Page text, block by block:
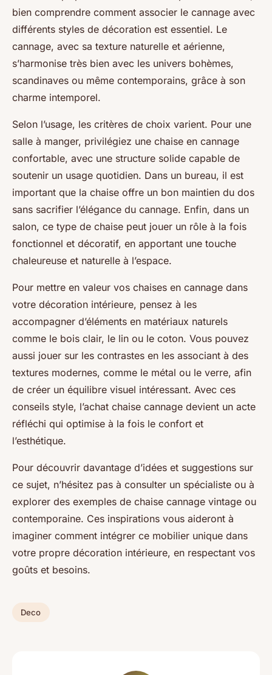
bien comprendre comment associer le cannage avec
différents styles de décoration est essentiel. Le
cannage, avec sa texture naturelle et aérienne,
s’harmonise très bien avec les univers bohèmes,
scandinaves ou même contemporains, grâce à son
charme intemporel.
Selon l’usage, les critères de choix varient. Pour une
salle à manger, privilégiez une chaise en cannage
confortable, avec une structure solide capable de
soutenir un usage quotidien. Dans un bureau, il est
important que la chaise offre un bon maintien du dos
sans sacrifier l’élégance du cannage. Enfin, dans un
salon, ce type de chaise peut jouer un rôle à la fois
fonctionnel et décoratif, en apportant une touche
chaleureuse et naturelle à l’espace.
Pour mettre en valeur vos chaises en cannage dans
votre décoration intérieure, pensez à les
accompagner d’éléments en matériaux naturels
comme le bois clair, le lin ou le coton. Vous pouvez
aussi jouer sur les contrastes en les associant à des
textures modernes, comme le métal ou le verre, afin
de créer un équilibre visuel intéressant. Avec ces
conseils style, l’achat chaise cannage devient un acte
réfléchi qui optimise à la fois le confort et
l’esthétique.
Pour découvrir davantage d’idées et suggestions sur
ce sujet, n’hésitez pas à consulter un spécialiste ou à
explorer des exemples de chaise cannage vintage ou
contemporaine. Ces inspirations vous aideront à
imaginer comment intégrer ce mobilier unique dans
votre propre décoration intérieure, en respectant vos
goûts et besoins.
Deco